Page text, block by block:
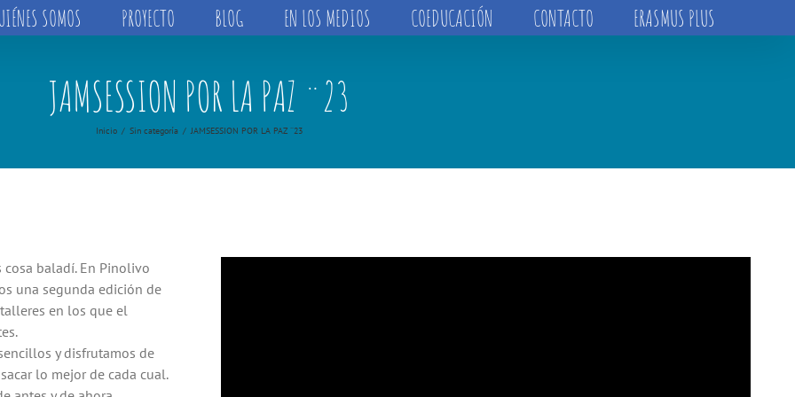
SOMOS PROYECTO BLOG EN LOS MEDIOS COEDUCACIÓN CONTACTO ERASMUS PLUS
JAMSESSION POR LA PAZ ¨23
Inicio Sin categoría JAMSESSION POR LA PAZ ¨23
cosa baladí. En Pinolivo
una segunda edición de
talleres en los que el
y disfrutamos de
lo mejor de cada cual.